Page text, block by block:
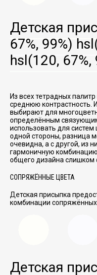
Детская
67%, 99%)
hsl(120, 67%,
Из всех тетрадных
среднюю контрастность.
выбирают для
определённым
использовать для систем
одной стороны, разница
очевидна, а с другой, из
гармоничную
общего дизайна слишком
СОПРЯЖЁННЫЕ ЦВЕТА
Детская присыпка
комбинации
Детская